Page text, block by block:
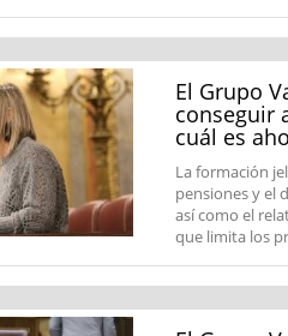
El Grupo
conseguir
cuál es
La formación
pensiones y el
así como el
que limita los